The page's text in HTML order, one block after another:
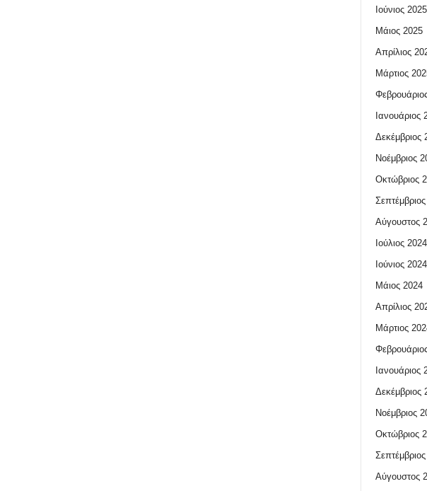
Ιούνιος 2025
Μάιος 2025
Απρίλιος
Μάρτιος
Ιανουάριος
Δεκέμβριος
Νοέμβριος
Οκτώβριος
Αύγουστος
Ιούλιος 2024
Ιούνιος 2024
Μάιος 2024
Απρίλιος
Μάρτιος
Ιανουάριος
Δεκέμβριος
Νοέμβριος
Οκτώβριος
Αύγουστος